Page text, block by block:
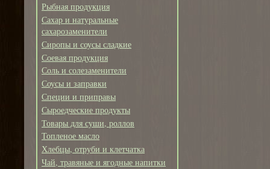
Рыбная продукция
Сахар и натуральные
сахарозаменители
Сиропы и соусы сладкие
Соевая продукция
Соль и солезаменители
Соусы и заправки
Специи и приправы
Сыроедческие продукты
Товары для суши, роллов
Топленое масло
Хлебцы, отруби и клетчатка
Чай, травяные и ягодные напитки